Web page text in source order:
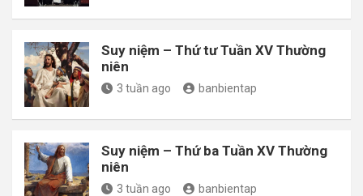
Suy niệm – Thứ tư Tuần XV Thường
niên
3 tuần ago banbientap
Suy niệm – Thứ ba Tuần XV Thường
niên
3 tuần ago banbientap